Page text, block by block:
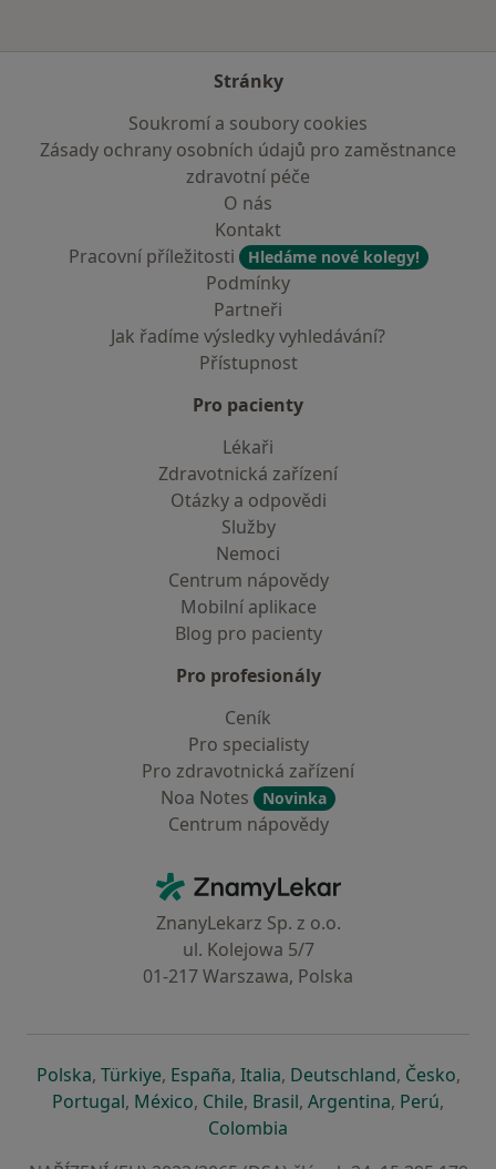
Stránky
Soukromí a soubory cookies
Zásady ochrany osobních údajů pro zaměstnance
zdravotní péče
O nás
Kontakt
Pracovní příležitosti
Hledáme nové kolegy!
Podmínky
Partneři
Jak řadíme výsledky vyhledávání?
Přístupnost
Pro pacienty
Lékaři
Zdravotnická zařízení
Otázky a odpovědi
Služby
Nemoci
Centrum nápovědy
Mobilní aplikace
Blog pro pacienty
Pro profesionály
Ceník
Pro specialisty
Pro zdravotnická zařízení
Noa Notes
Novinka
Centrum nápovědy
ZnamyLekar - Hlavní stránka
ZnanyLekarz Sp. z o.o.
ul. Kolejowa 5/7
01-217 Warszawa, Polska
Polskase otevře v nové záložce
, Türkiyese otevře v nové záložce
, Españase otevře v nové záložce
, Italiase otevře v nové záložce
, Deutschlandse otevře v
, Českose
,
Portugalse otevře v nové záložce
, Méxicose otevře v nové záložce
, Chilese otevře v nové záložce
, Brasilse otevře v nové
, Argentinase otevře v
, Perúse
,
Colombia